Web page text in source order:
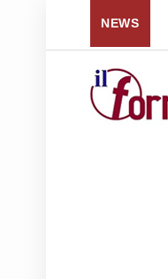
NEWS
in esclusiva europea